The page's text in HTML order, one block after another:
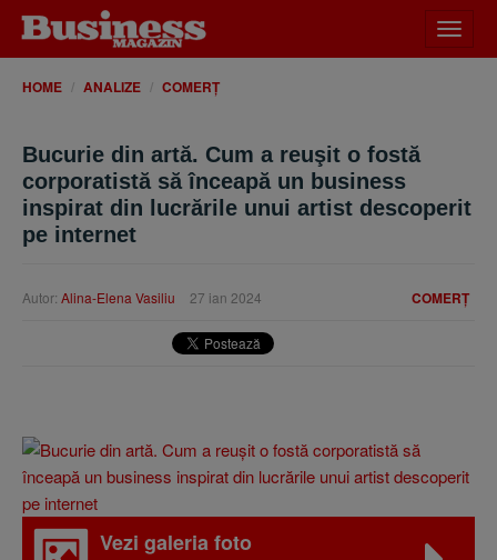
meniu
HOME ANALIZE COMERȚ
Bucurie din artă. Cum a reuşit o fostă
corporatistă să înceapă un business
inspirat din lucrările unui artist descoperit
pe internet
COMERȚ
Autor: Alina-Elena Vasiliu 27 ian 2024
Vezi galeria foto